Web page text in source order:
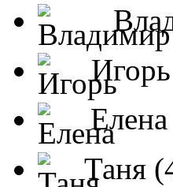
Таня